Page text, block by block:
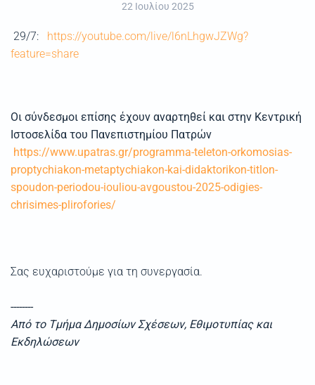
22 Ιουλίου 2025
29/7: https://youtube.com/live/l6nLhgwJZWg?
feature=share
Οι σύνδεσμοι επίσης έχουν αναρτηθεί και στην Κεντρική
Ιστοσελίδα του Πανεπιστημίου Πατρών
https://www.upatras.gr/programma-teleton-orkomosias-
proptychiakon-metaptychiakon-kai-didaktorikon-titlon-
spoudon-periodou-iouliou-avgoustou-2025-odigies-
chrisimes-plirofories/
Σας ευχαριστούμε για τη συνεργασία.
--------
Από το Τμήμα Δημοσίων Σχέσεων, Εθιμοτυπίας και
Εκδηλώσεων